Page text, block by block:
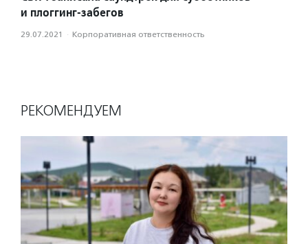
и плоггинг-забегов
29.07.2021 · Корпоративная ответственность
РЕКОМЕНДУЕМ